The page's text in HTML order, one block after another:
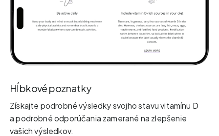
Hĺbkové poznatky
Získajte podrobné výsledky svojho stavu vitamínu D
a podrobné odporúčania zamerané na zlepšenie
vašich výsledkov.